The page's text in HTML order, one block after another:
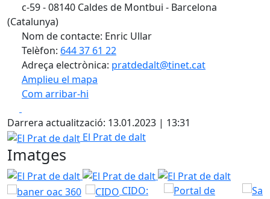
c-59 - 08140 Caldes de Montbui - Barcelona
(Catalunya)
Nom de contacte: Enric Ullar
Telèfon: 644 37 61 22
Adreça electrònica: pratdedalt@tinet.cat
Amplieu el mapa
Com arribar-hi
+
−
Darrera actualització: 13.01.2023 | 13:31
El Prat de dalt
El Prat de dalt
Imatges
El Prat de dalt El Prat de dalt El Prat de dalt
CIDO: